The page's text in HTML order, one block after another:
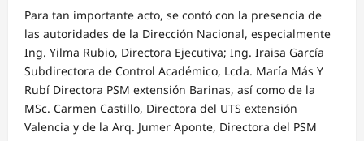
Para tan importante acto, se contó con la presencia de
las autoridades de la Dirección Nacional, especialmente
Ing. Yilma Rubio, Directora Ejecutiva; Ing. Iraisa García
Subdirectora de Control Académico, Lcda. María Más Y
Rubí Directora PSM extensión Barinas, así como de la
MSc. Carmen Castillo, Directora del UTS extensión
Valencia y de la Arq. Jumer Aponte, Directora del PSM